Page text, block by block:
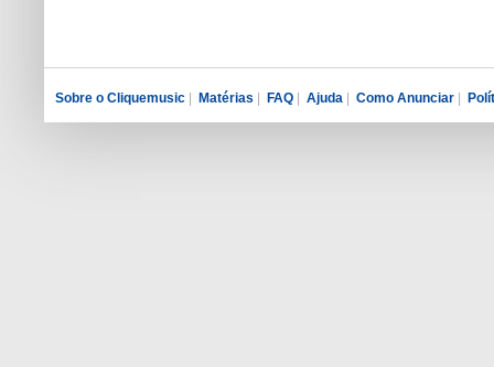
Sobre o Cliquemusic | Matérias | FAQ | Ajuda | Como Anunciar |